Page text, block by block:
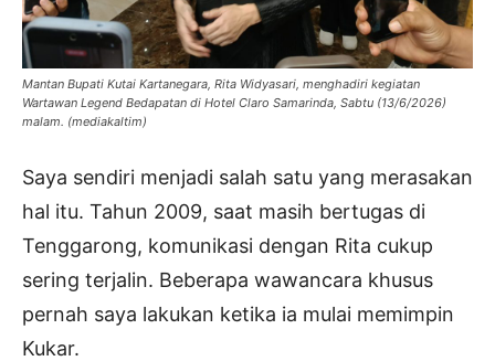
Mantan Bupati Kutai Kartanegara, Rita Widyasari, menghadiri kegiatan
Wartawan Legend Bedapatan di Hotel Claro Samarinda, Sabtu (13/6/2026)
malam. (mediakaltim)
Saya sendiri menjadi salah satu yang merasakan
hal itu. Tahun 2009, saat masih bertugas di
Tenggarong, komunikasi dengan Rita cukup
sering terjalin. Beberapa wawancara khusus
pernah saya lakukan ketika ia mulai memimpin
Kukar.